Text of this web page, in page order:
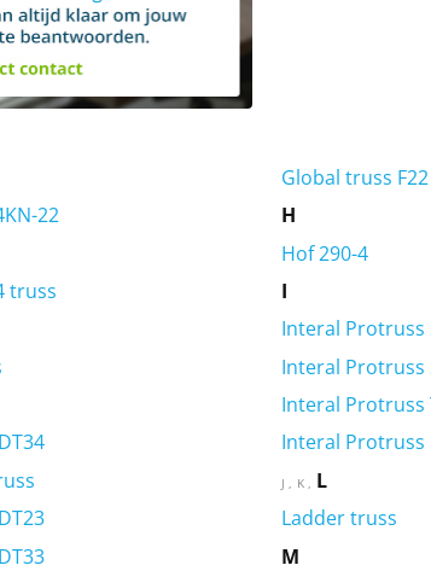
22
truss
Global truss F22
H
Hof 290-4
I
Interal Protruss
Interal Protruss
Interal Protruss
Interal Protruss
J K
L
Ladder truss
M